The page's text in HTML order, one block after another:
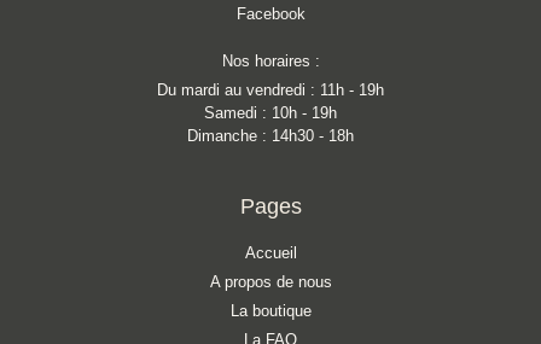
Facebook
Nos horaires :
Du mardi au vendredi : 11h - 19h
Samedi : 10h - 19h
Dimanche : 14h30 - 18h
Pages
Accueil
A propos de nous
La boutique
La FAQ